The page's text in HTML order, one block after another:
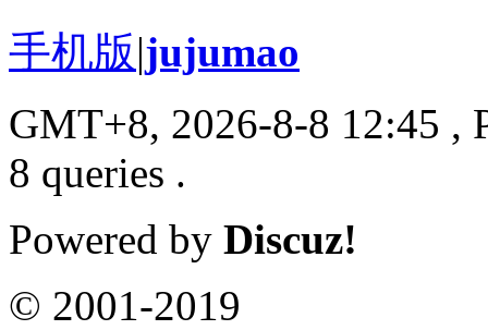
手机版|jujumao
GMT+8, 2026-8-8 12:45 ,
8 queries .
Powered by Discuz!
© 2001-2019